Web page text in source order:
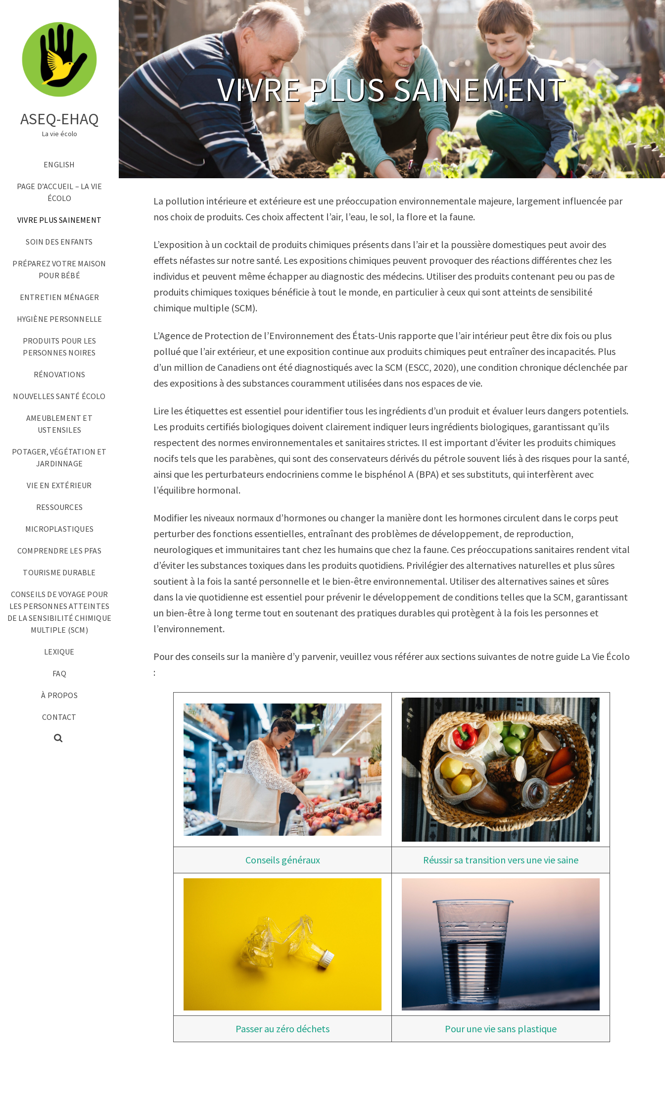
ASEQ-EHAQ
La vie écolo
ENGLISH
PAGE D’ACCUEIL – LA VIE
ÉCOLO
VIVRE PLUS SAINEMENT
SOIN DES ENFANTS
PRÉPAREZ VOTRE MAISON
POUR BÉBÉ
ENTRETIEN MÉNAGER
HYGIÈNE PERSONNELLE
PRODUITS POUR LES
PERSONNES NOIRES
RÉNOVATIONS
NOUVELLES SANTÉ ÉCOLO
AMEUBLEMENT ET
USTENSILES
POTAGER, VÉGÉTATION ET
JARDINNAGE
VIE EN EXTÉRIEUR
RESSOURCES
MICROPLASTIQUES
COMPRENDRE LES PFAS
TOURISME DURABLE
CONSEILS DE VOYAGE POUR
LES PERSONNES ATTEINTES
DE LA SENSIBILITÉ CHIMIQUE
MULTIPLE (SCM)
LEXIQUE
FAQ
À PROPOS
CONTACT
VIVRE PLUS SAINEMENT
La pollution intérieure et extérieure est une préoccupation environnementale majeure, largement influencée par
nos choix de produits. Ces choix affectent l’air, l’eau, le sol, la flore et la faune.
L’exposition à un cocktail de produits chimiques présents dans l’air et la poussière domestiques peut avoir des
effets néfastes sur notre santé. Les expositions chimiques peuvent provoquer des réactions différentes chez les
individus et peuvent même échapper au diagnostic des médecins. Utiliser des produits contenant peu ou pas de
produits chimiques toxiques bénéficie à tout le monde, en particulier à ceux qui sont atteints de sensibilité
chimique multiple (SCM).
L’Agence de Protection de l’Environnement des États-Unis rapporte que l’air intérieur peut être dix fois ou plus
pollué que l’air extérieur, et une exposition continue aux produits chimiques peut entraîner des incapacités. Plus
d’un million de Canadiens ont été diagnostiqués avec la SCM (ESCC, 2020), une condition chronique déclenchée par
des expositions à des substances couramment utilisées dans nos espaces de vie.
Lire les étiquettes est essentiel pour identifier tous les ingrédients d’un produit et évaluer leurs dangers potentiels.
Les produits certifiés biologiques doivent clairement indiquer leurs ingrédients biologiques, garantissant qu’ils
respectent des normes environnementales et sanitaires strictes. Il est important d’éviter les produits chimiques
nocifs tels que les parabènes, qui sont des conservateurs dérivés du pétrole souvent liés à des risques pour la santé,
ainsi que les perturbateurs endocriniens comme le bisphénol A (BPA) et ses substituts, qui interfèrent avec
l’équilibre hormonal.
Modifier les niveaux normaux d’hormones ou changer la manière dont les hormones circulent dans le corps peut
perturber des fonctions essentielles, entraînant des problèmes de développement, de reproduction,
neurologiques et immunitaires tant chez les humains que chez la faune. Ces préoccupations sanitaires rendent vital
d’éviter les substances toxiques dans les produits quotidiens. Privilégier des alternatives naturelles et plus sûres
soutient à la fois la santé personnelle et le bien-être environnemental. Utiliser des alternatives saines et sûres
dans la vie quotidienne est essentiel pour prévenir le développement de conditions telles que la SCM, garantissant
un bien-être à long terme tout en soutenant des pratiques durables qui protègent à la fois les personnes et
l’environnement.
Pour des conseils sur la manière d’y parvenir, veuillez vous référer aux sections suivantes de notre guide La Vie Écolo
:
Conseils généraux Réussir sa transition vers une vie saine
Passer au zéro déchets Pour une vie sans plastique